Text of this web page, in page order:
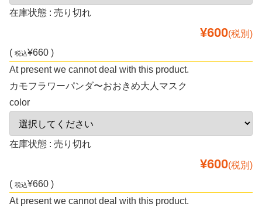
在庫状態 : 売り切れ
¥600(税別)
( 税込¥660 )
At present we cannot deal with this product.
カモフラワーパンダ〜おおきめ大人マスク
color
在庫状態 : 売り切れ
¥600(税別)
( 税込¥660 )
At present we cannot deal with this product.